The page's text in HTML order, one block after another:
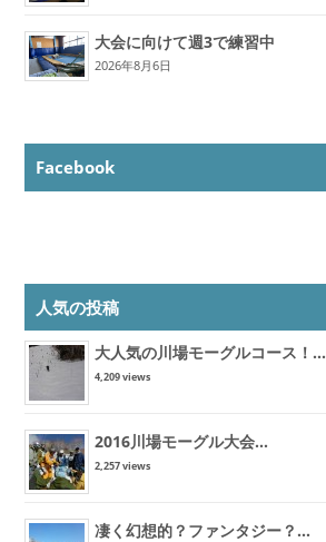
大会に向けて週3で練習中
2026年8月6日
Facebook
人気の投稿
大人気の川場モーグルコース！...
4,209 views
2016川場モーグル大会...
2,257 views
凄く幻想的？ファンタジー？...